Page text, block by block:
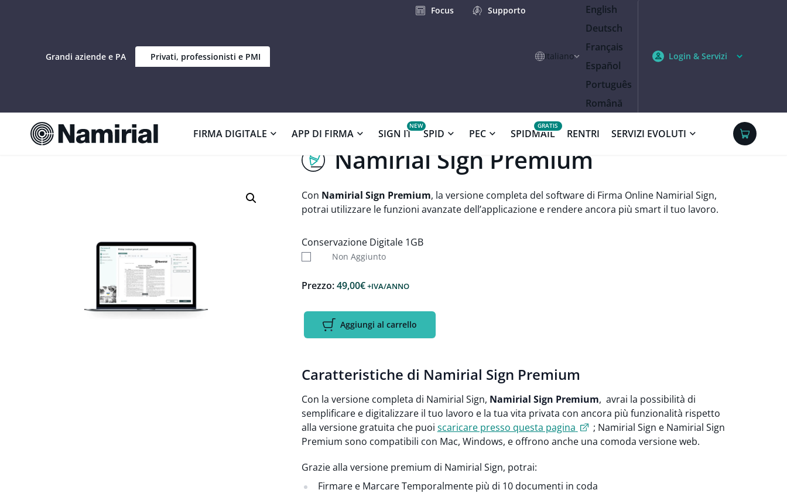
Grandi aziende e PA Privati, professionisti e PMI
Focus Supporto
Italiano
English
Deutsch
Français
Español
Português
Română
Login & Servizi
FIRMA DIGITALE APP DI FIRMA SIGN IT SPID PEC SPIDMAIL RENTRI SERVIZI EVOLUTI
Namirial Sign Premium
Con Namirial Sign Premium, la versione completa del software di Firma Online Namirial Sign,
potrai utilizzare le funzioni avanzate dell’applicazione e rendere ancora più smart il tuo lavoro.
Conservazione Digitale 1GB
Non Aggiunto
Prezzo:49,00€+IVA/ANNO
Aggiungi al carrello
Caratteristiche di Namirial Sign Premium
Con la versione completa di Namirial Sign, Namirial Sign Premium, avrai la possibilità di
semplificare e digitalizzare il tuo lavoro e la tua vita privata con ancora più funzionalità rispetto
alla versione gratuita che puoi scaricare presso questa pagina
; Namirial Sign e Namirial Sign
Premium sono compatibili con Mac, Windows, e offrono anche una comoda versione web.
Grazie alla versione premium di Namirial Sign, potrai:
Firmare e Marcare Temporalmente più di 10 documenti in coda